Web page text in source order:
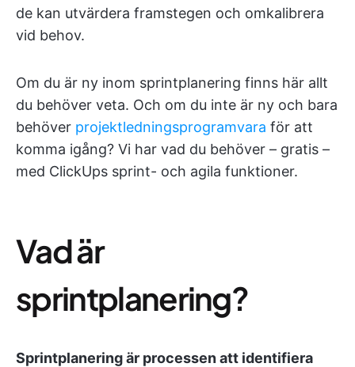
de kan utvärdera framstegen och omkalibrera
vid behov.
Om du är ny inom sprintplanering finns här allt
du behöver veta. Och om du inte är ny och bara
behöver projektledningsprogramvara för att
komma igång? Vi har vad du behöver – gratis –
med ClickUps sprint- och agila funktioner.
Vad är
sprintplanering?
Sprintplanering är processen att identifiera